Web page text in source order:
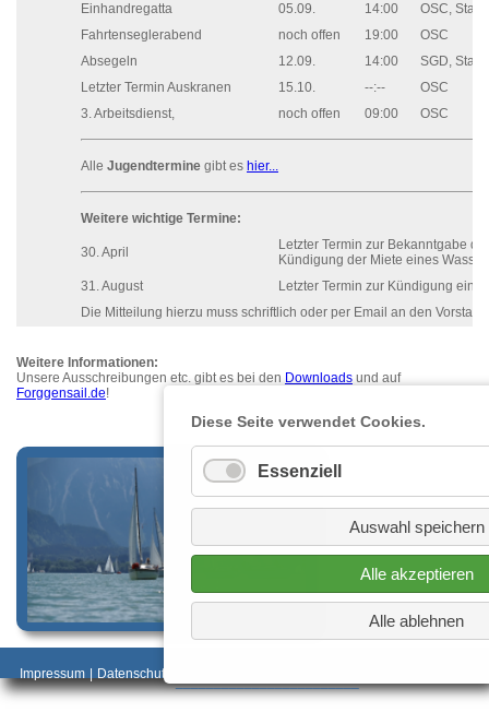
Einhandregatta
05.09. 14:00
OSC, Start
Fahrtenseglerabend
noch offen 19:00
OSC
Absegeln
12.09. 14:00
SGD, Start
Letzter Termin Auskranen
15.10. --:--
OSC
3. Arbeitsdienst,
noch offen 09:00 OSC
Alle Jugendtermine gibt es hier...
Weitere wichtige Termine:
30. April
Letzter Termin zur Bekanntgabe
Kündigung der Miete eines
31. August
Letzter Termin zur Kündigung
Die Mitteilung hierzu muss schriftlich oder per Email an den
Weitere Informationen:
Unsere Ausschreibungen etc. gibt es bei den Downloads und auf
Forggensail.de!
Impressum Datenschutz
________________________
Diese Seite verwendet Cookies.
Essenziell
Auswahl speichern
Alle akzeptieren
Alle ablehnen